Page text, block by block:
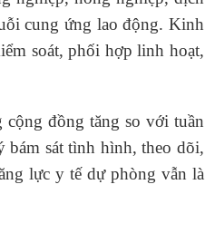
cung ứng lao động. Kinh
soát, phối hợp linh hoạt,
đồng tăng so với tuần
bám sát tình hình, theo dõi,
lực y tế dự phòng vẫn là